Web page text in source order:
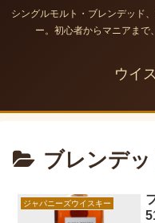
シングルモルト・ブレンデッド
ー。初心者からマニアまで
ウイ
ブレンデッ
ジャパニーズウイスキー